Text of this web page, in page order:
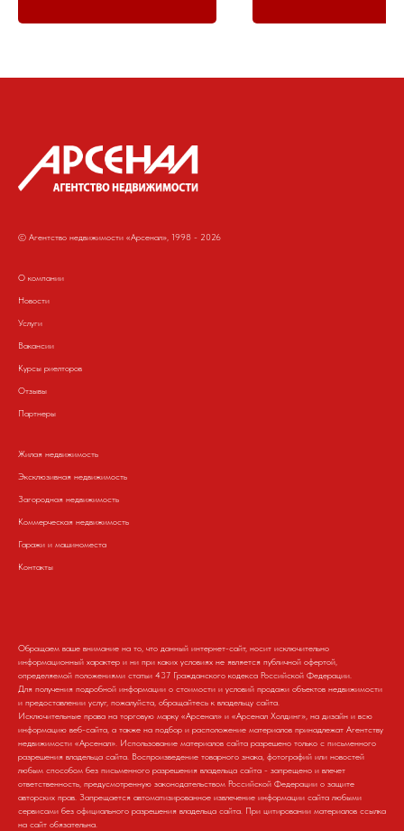
© Агентство недвижимости «Арсенал», 1998 - 2026
О компании
Новости
Услуги
Вакансии
Курсы риелторов
Отзывы
Партнеры
Жилая недвижимость
Эксклюзивная недвижимость
Загородная недвижимость
Коммерческая недвижимость
Гаражи и машиноместа
Контакты
Обращаем ваше внимание на то, что данный интернет-сайт, носит исключительно
информационный характер и ни при каких условиях не является публичной офертой,
определяемой положениями статьи 437 Гражданского кодекса Российской Федерации.
Для получения подробной информации о стоимости и условий продажи объектов недвижимости
и предоставлении услуг, пожалуйста, обращайтесь к владельцу сайта.
Исключительные права на торговую марку «Арсенал» и «Арсенал Холдинг», на дизайн и всю
информацию веб-сайта, а также на подбор и расположение материалов принадлежат Агентству
недвижимости «Арсенал». Использование материалов сайта разрешено только с письменного
разрешения владельца сайта. Воспроизведение товарного знака, фотографий или новостей
любым способом без письменного разрешения владельца сайта - запрещено и влечет
ответственность, предусмотренную законодательством Российской Федерации о защите
авторских прав. Запрещается автоматизированное извлечение информации сайта любыми
сервисами без официального разрешения владельца сайта. При цитировании материалов ссылка
на сайт обязательна.